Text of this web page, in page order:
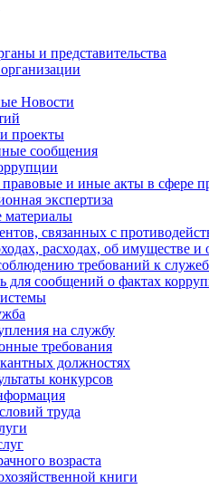
и представительства
Новости
проекты
сообщения
и иные акты в сфере
экспертиза
материалы
связанных с
расходах, об имуществе и
требований к
для сообщений о фактах
на службу
требования
должностях
конкурсов
труда
возраста
книги